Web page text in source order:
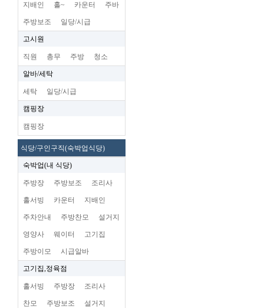
지배인 홀~ 카운터 주바
주방보조 일당/시급
고시원
직원 총무 주방 청소
알바/세탁
세탁 일당/시급
캠핑장
캠핑장
식당/구인구직(숙박업식당)
숙박업(내 식당)
주방장 주방보조 조리사
홀서빙 카운터 지배인
주차안내 주방찬모 설거지
영양사 웨이터 고기집
주방이모 시급알바
고기집,정육점
홀서빙 주방장 조리사
찬모 주방보조 설거지